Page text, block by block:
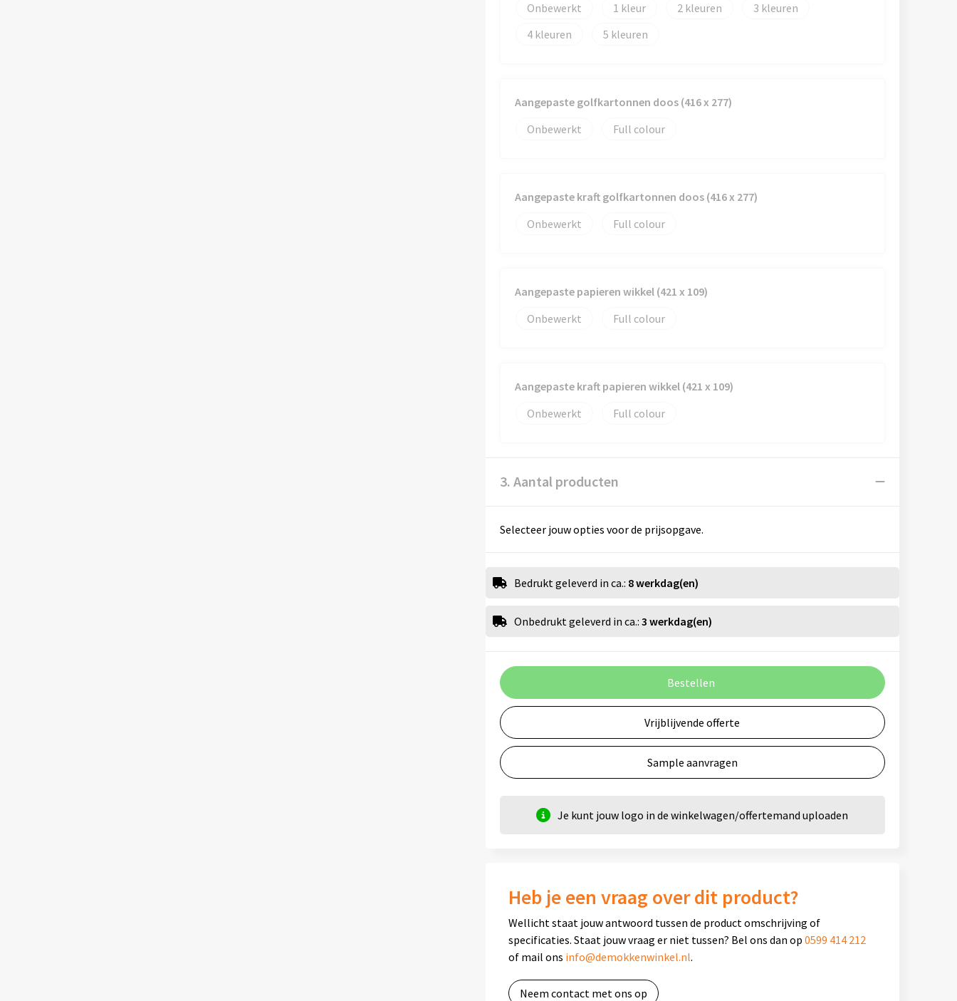
Onbewerkt
1 2
3
4
5
Aangepaste golfkartonnen doos (416 x 277)
Onbewerkt
Full colour
Aangepaste kraft golfkartonnen doos (416 x 277)
Onbewerkt
Full colour
Aangepaste papieren wikkel (421 x 109)
Onbewerkt
Full colour
Aangepaste kraft papieren wikkel (421 x 109)
Onbewerkt
Full colour
3. Aantal producten
Selecteer jouw opties voor de prijsopgave.
Bedrukt geleverd in ca.: 8 werkdag(en)
Onbedrukt geleverd in ca.: 3 werkdag(en)
Bestellen
Vrijblijvende offerte
Sample aanvragen
Je kunt jouw logo in de winkelwagen/offertemand uploaden
Heb je een vraag over dit product?
Wellicht staat jouw antwoord tussen de product omschrijving of
specificaties. Staat jouw vraag er niet tussen? Bel ons dan op 0599 414 212
of mail ons info@demokkenwinkel.nl.
Neem contact met ons op